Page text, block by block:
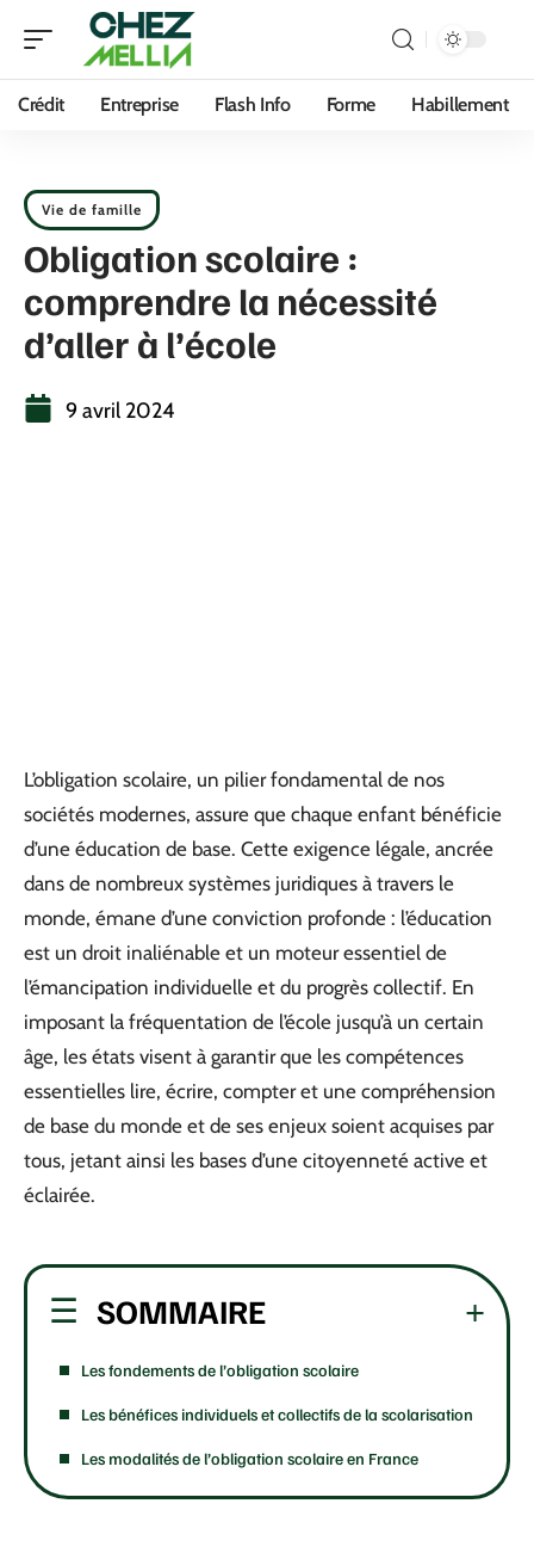
Crédit Entreprise Flash Info Forme Habillement
Vie de famille
Obligation scolaire :
comprendre la nécessité
d’aller à l’école
9 avril 2024
L’obligation scolaire, un pilier fondamental de nos
sociétés modernes, assure que chaque enfant bénéficie
d’une éducation de base. Cette exigence légale, ancrée
dans de nombreux systèmes juridiques à travers le
monde, émane d’une conviction profonde : l’éducation
est un droit inaliénable et un moteur essentiel de
l’émancipation individuelle et du progrès collectif. En
imposant la fréquentation de l’école jusqu’à un certain
âge, les états visent à garantir que les compétences
essentielles lire, écrire, compter et une compréhension
de base du monde et de ses enjeux soient acquises par
tous, jetant ainsi les bases d’une citoyenneté active et
éclairée.
SOMMAIRE
Les fondements de l’obligation scolaire
Les bénéfices individuels et collectifs de la scolarisation
Les modalités de l’obligation scolaire en France